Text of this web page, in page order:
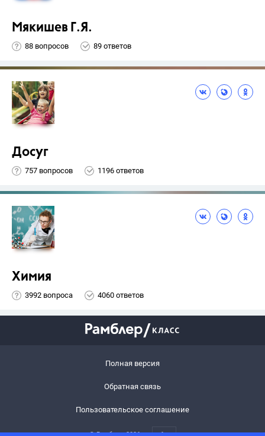
Мякишев Г.Я.
88 вопросов 89 ответов
Досуг
757 вопросов 1196 ответов
Химия
3992 вопроса 4060 ответов
Полная версия
Обратная связь
Пользовательское соглашение
© Рамблер,2026 6+